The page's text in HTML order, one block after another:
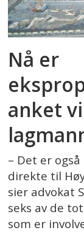
Nå er
anket
– Det er
direkte til
sier advokat
seks av de
som er